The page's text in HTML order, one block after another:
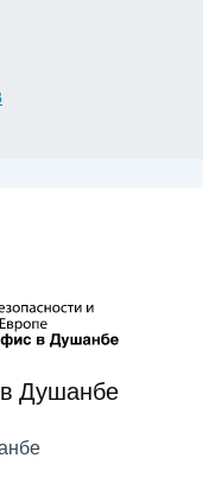
Душанбе